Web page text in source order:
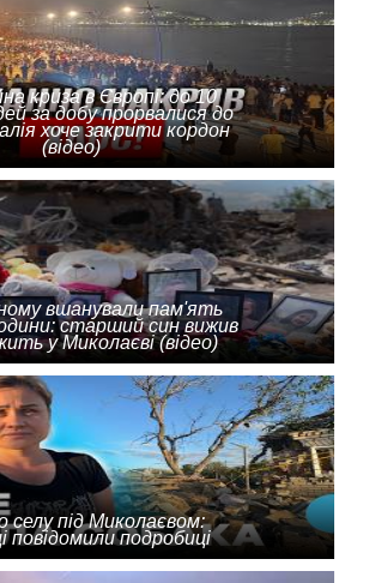
криза в Європі: до 10
за добу прорвалися до
хоче закрити кордон
(відео)
вшанували пам'ять
старший син вижив
у Миколаєві (відео)
селу під Миколаєвом:
повідомили подробиці